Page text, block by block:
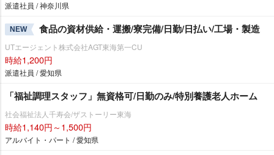
派遣社員 / 神奈川県
NEW 食品の資材供給・運搬/寮完備/日勤/日払い/工場・製造
UTエージェント株式会社AGT東海第一CU
時給1,200円
派遣社員 / 愛知県
「福祉調理スタッフ」無資格可/日勤のみ/特別養護老人ホーム
社会福祉法人千寿会/ザストーリー東海
時給1,140円～1,500円
アルバイト・パート / 愛知県